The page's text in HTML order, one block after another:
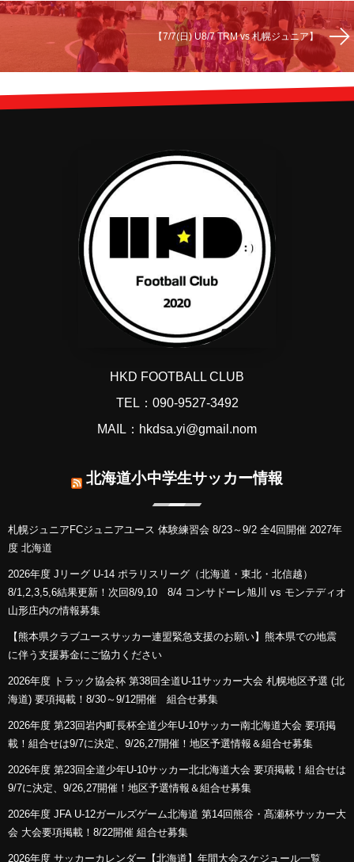
【7/7(日) U8/7 TRM vs 札幌ジュニア】
HKD FOOTBALL CLUB
TEL：090-9527-3492
MAIL：hkdsa.yi@gmail.nom
北海道小中学生サッカー情報
札幌ジュニアFCジュニアユース 体験練習会 8/23～9/2 全4回開催 2027年
度 北海道
2026年度 Jリーグ U-14 ポラリスリーグ（北海道・東北・北信越）
8/1,2,3,5,6結果更新！次回8/9,10 8/4 コンサドーレ旭川 vs モンテディオ
山形庄内の情報募集
【熊本県クラブユースサッカー連盟緊急支援のお願い】熊本県での地震
に伴う支援募金にご協力ください
2026年度 トラック協会杯 第38回全道U-11サッカー大会 札幌地区予選 (北
海道) 要項掲載！8/30～9/12開催 組合せ募集
2026年度 第23回岩内町長杯全道少年U-10サッカー南北海道大会 要項掲
載！組合せは9/7に決定、9/26,27開催！地区予選情報＆組合せ募集
2026年度 第23回全道少年U-10サッカー北北海道大会 要項掲載！組合せは
9/7に決定、9/26,27開催！地区予選情報＆組合せ募集
2026年度 JFA U-12ガールズゲーム北海道 第14回熊谷・髙瀬杯サッカー大
会 大会要項掲載！8/22開催 組合せ募集
2026年度 サッカーカレンダー【北海道】年間大会スケジュール一覧